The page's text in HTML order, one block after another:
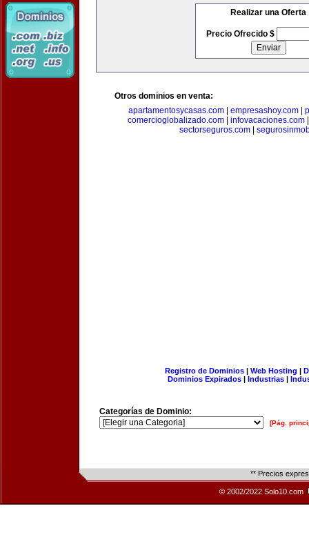
Realizar una Oferta
Precio Ofrecido $
Otros dominios en venta:
apartamentosycasas.com| empresashoy.com|
comercioglobalizado.com
infovacaciones.com
sectorseguros.com
Registro de Dominios| Web Hosting |
Dominios Expirados | Industrias |
Categorías de Dominio:
[Pág.
** Precios
© 2002/2022 Solo10.com